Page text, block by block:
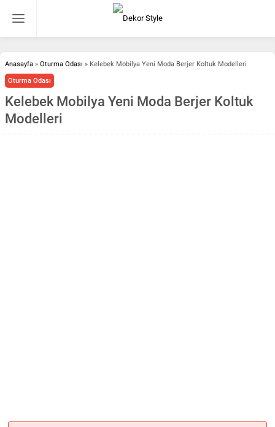
Anasayfa » Oturma Odası » Kelebek Mobilya Yeni Moda Berjer Koltuk Modelleri
Oturma Odası
Kelebek Mobilya Yeni Moda Berjer Koltuk
Modelleri